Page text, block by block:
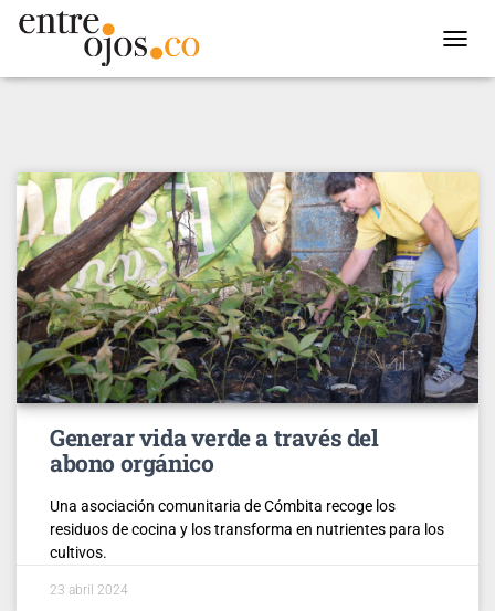
Generar vida verde a través del
abono orgánico
Una asociación comunitaria de Cómbita recoge los
residuos de cocina y los transforma en nutrientes para los
cultivos.
23 abril 2024